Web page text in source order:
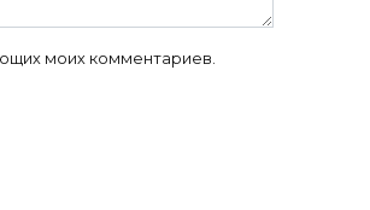
моих комментариев.